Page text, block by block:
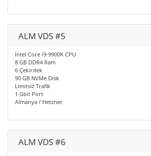
ALM VDS #5
Intel Core i9-9900K CPU
8 GB DDR4 Ram
6 Çekirdek
90 GB NVMe Disk
Limitsiz Trafik
1 Gbit Port
Almanya / Hetzner
ALM VDS #6